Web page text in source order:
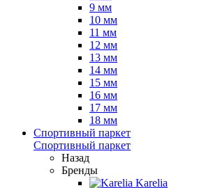
9 мм
10 мм
11 мм
12 мм
13 мм
14 мм
15 мм
16 мм
17 мм
18 мм
Спортивный паркет
Спортивный паркет
Назад
Бренды
Karelia